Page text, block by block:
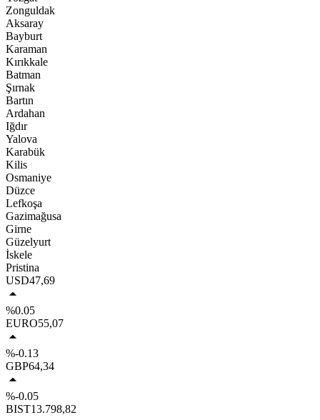
Zonguldak
Aksaray
Bayburt
Karaman
Kırıkkale
Batman
Şırnak
Bartın
Ardahan
Iğdır
Yalova
Karabük
Kilis
Osmaniye
Düzce
Lefkoşa
Gazimağusa
Girne
Güzelyurt
İskele
Pristina
USD47,69
%0.05
EURO55,07
%-0.13
GBP64,34
%-0.05
BIST13.798,82